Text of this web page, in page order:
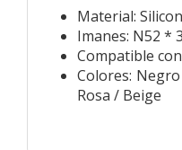
Material:
Imanes: N52 *
Compatible
Colores:
Rosa / Beige